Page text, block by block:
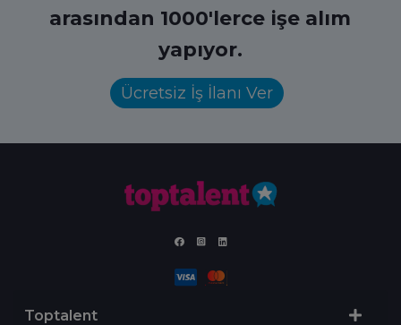
arasından 1000'lerce işe alım
yapıyor.
Ücretsiz İş İlanı Ver
Toptalent